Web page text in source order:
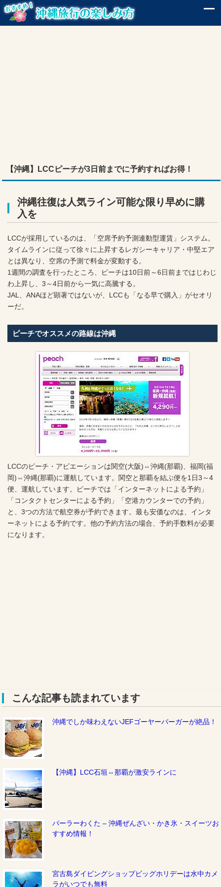
【沖縄】LCCピーチが3日前までに予約すればお得！
沖縄往復は人気ライン可能な限り早めに購
入を
LCCが採用しているのは、「空席予約予測連動型運賃」システム。
タイムラインに従って徐々に上昇するレガシーキャリア・中堅エア
とは異なり、空席の予測で料金が変動する。
1週間の調査を行ったところ、ピーチは10日前～6日前まではじわじ
わ上昇し、3～4日前から一気に高騰する。
JAL、ANAほど顕著ではないが、LCCも「なる早で購入」がセオリ
ーだ。
ピーチでオススメの路線は沖縄
LCCのピーチ・アビエーションは関空(大阪)⇔沖縄(那覇)、福岡(福
岡)⇔沖縄(那覇)に運航しています。関空と那覇を結ぶ便を1日3～4
便、運航しています。ピーチでは「インターネットによる予約」
「コンタクトセンターによる予約」「空港カウンターでの予約」
と、3つの方法で航空券が予約できます。最も安価なのは、インタ
ーネットによる予約です。他の予約方法の場合、予約手数料が必要
になります。
こんな記事も読まれています
沖縄でしか味わえないJEFゴーヤーバーガーが絶品！
【沖縄】LCC石垣⇔那覇が激安ラインに
パーラーわくた – 沖縄ぜんざい・かき氷・スイーツお
すすめ情報！
宮古島ダイビングショップビッグホリデーは水中カメ
ラがいつでも無料